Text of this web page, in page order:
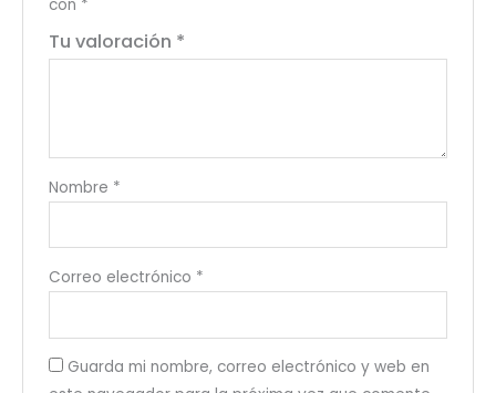
con *
Tu valoración *
Nombre *
Correo electrónico *
Guarda mi nombre, correo electrónico y web en